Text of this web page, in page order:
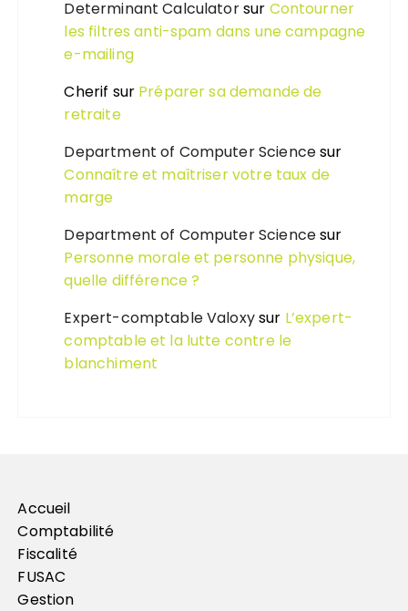
Determinant Calculatorsur Contourner
les filtres anti-spam dans une campagne
e-mailing
Cherif sur Préparer sa demande de
retraite
Department of Computer Sciencesur
Connaître et maîtriser votre taux de
marge
Department of Computer Sciencesur
Personne morale et personne physique,
quelle différence ?
Expert-comptable Valoxysur L’expert-
comptable et la lutte contre le
blanchiment
Accueil
Comptabilité
Fiscalité
FUSAC
Gestion